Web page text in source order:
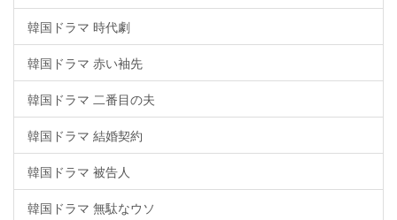
韓国ドラマ 時代劇
韓国ドラマ 赤い袖先
韓国ドラマ 二番目の夫
韓国ドラマ 結婚契約
韓国ドラマ 被告人
韓国ドラマ 無駄なウソ